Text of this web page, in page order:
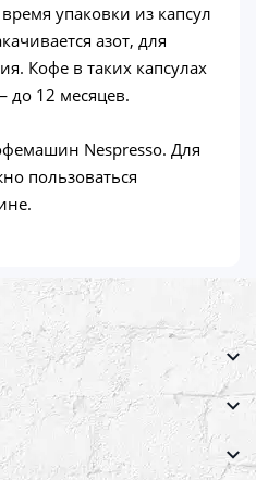
упаковки из капсул
азот, для
Кофе в таких капсулах
до 12 месяцев.
Nespresso. Для
пользоваться